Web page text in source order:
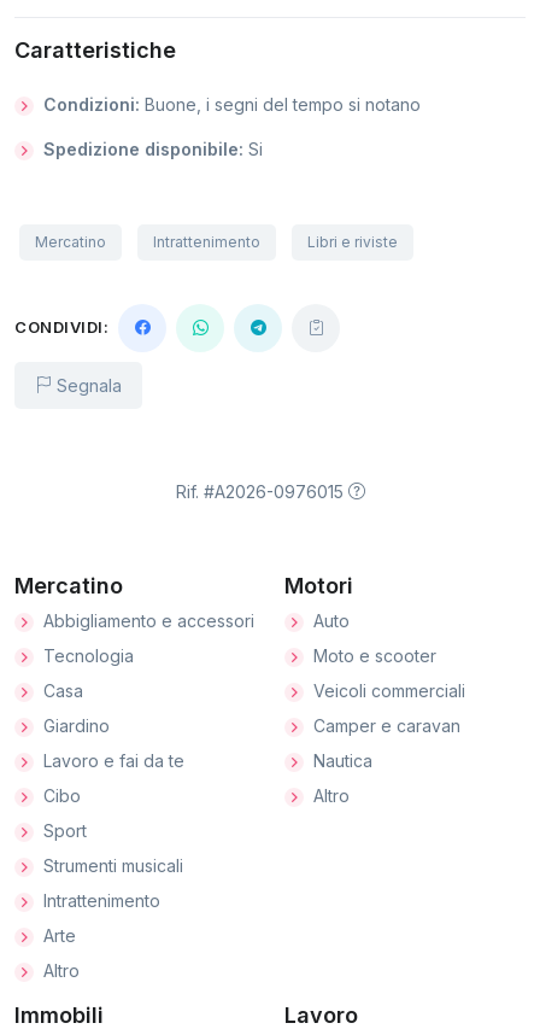
Caratteristiche
Condizioni: Buone, i segni del tempo si notano
Spedizione disponibile: Si
Mercatino Intrattenimento Libri e riviste
CONDIVIDI:
Segnala
Rif. #A2026-0976015
Mercatino
Abbigliamento e accessori
Tecnologia
Casa
Giardino
Lavoro e fai da te
Cibo
Sport
Strumenti musicali
Intrattenimento
Arte
Altro
Motori
Auto
Moto e scooter
Veicoli commerciali
Camper e caravan
Nautica
Altro
Immobili Lavoro